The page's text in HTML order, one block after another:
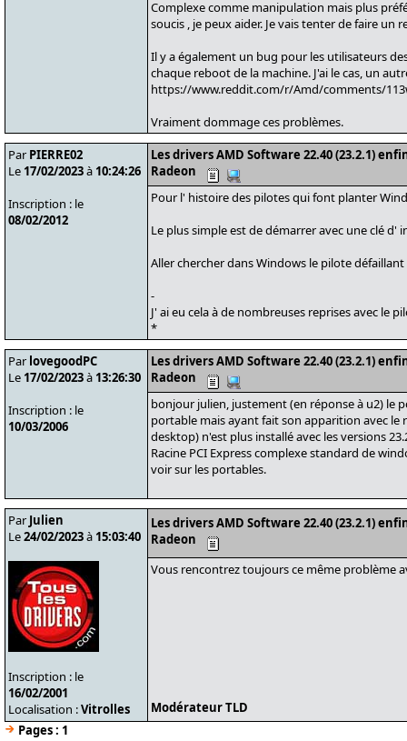
Complexe comme manipulation mais plus
soucis , je peux aider. Je vais tenter de faire un
Il y a également un bug pour les utilisateurs
chaque reboot de la machine. J'ai le cas, un
https://www.reddit.com/r/Amd/comments/
Vraiment dommage ces problèmes.
Par PIERRE02
Le 17/02/2023à 10:24:26
Inscription : le
08/02/2012
Les drivers AMD Software 22.40 (23.2.1)
Radeon
Pour l' histoire des pilotes qui font planter
Le plus simple est de démarrer avec une clé d'
Aller chercher dans Windows le pilote
-
J' ai eu cela à de nombreuses reprises avec le
*
Par lovegoodPC
Le 17/02/2023à 13:26:30
Inscription : le
10/03/2006
Les drivers AMD Software 22.40 (23.2.1)
Radeon
bonjour julien, justement (en réponse à u2) le
portable mais ayant fait son apparition avec le
desktop) n'est plus installé avec les versions
Racine PCI Express complexe standard de
voir sur les portables.
Par Julien
Le24/02/2023à 15:03:40
Inscription : le
16/02/2001
Localisation :Vitrolles
Les drivers AMD Software 22.40 (23.2.1)
Radeon
Vous rencontrez toujours ce même problème
Modérateur TLD
Pages : 1